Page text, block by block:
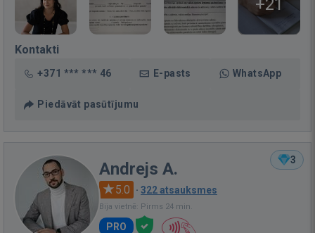
Kontakti
+371 *** *** 46 E-pasts WhatsApp
Piedāvāt pasūtījumu
3
Andrejs A.
5.0 · 322 atsauksmes
Bija vietnē: Pirms 24 min.
PRO